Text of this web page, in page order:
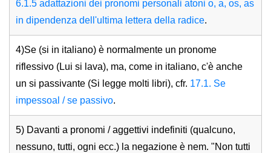
6.1.5 adattazioni dei pronomi personali atoni o, a, os, as
in dipendenza dell'ultima lettera della radice.
4)Se (si in italiano) è normalmente un pronome
riflessivo (Lui si lava), ma, come in italiano, c'è anche
un si passivante (Si legge molti libri), cfr. 17.1. Se
impessoal / se passivo.
5) Davanti a pronomi / aggettivi indefiniti (qualcuno,
nessuno, tutti, ogni ecc.) la negazione è nem. "Non tutti